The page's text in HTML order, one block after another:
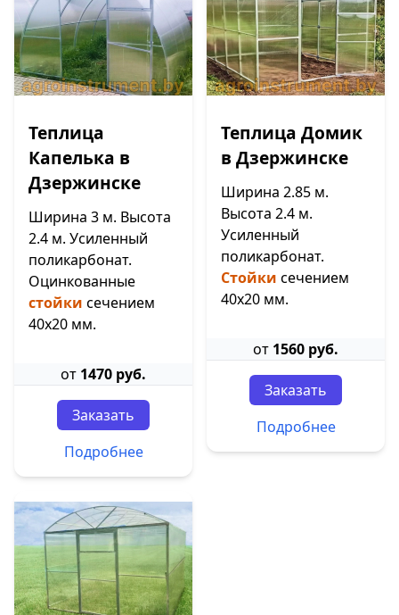
Теплица
Капелька в
Дзержинске
Ширина 3 м. Высота
2.4 м. Усиленный
поликарбонат.
Оцинкованные
стойки сечением
40х20 мм.
от 1470 руб.
Заказать
Подробнее
Теплица Домик
в Дзержинске
Ширина 2.85 м.
Высота 2.4 м.
Усиленный
поликарбонат.
Стойки сечением
40х20 мм.
от 1560 руб.
Заказать
Подробнее